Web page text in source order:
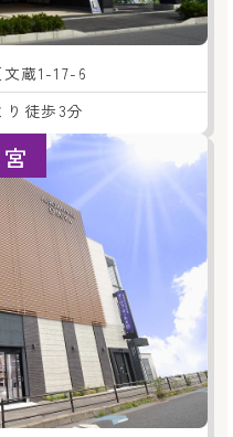
蔵1-17-6
徒歩3分